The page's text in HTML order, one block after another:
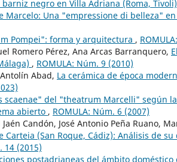
barniz negro en Villa Adriana (Roma, Tivoli)
Marcelo: Una "empressione di belleza"
Pompei": forma y arquitectura ,
Romero Pérez, Ana Arcas Barranquero,
, ROMULA: Núm. 9 (2010)
Abad, La cerámica de época
scaenae" del "theatrum Marcelli" según
abierto , ROMULA: Núm. 6 (2007)
Candón, José Antonio Peña Ruano,
Carteia (San Roque, Cádiz): Análisis de
14 (2015)
postadrianeas del ámbito doméstico